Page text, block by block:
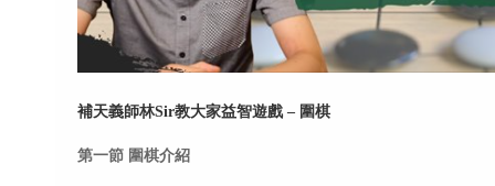
補天義師林Sir教大家益智遊戲 – 圍棋
第一節 圍棋介紹